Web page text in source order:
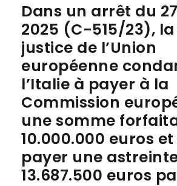
Dans un arrêt du
2025 (C-515/23),
justice de l’Union
européenne
l’Italie à payer à la
Commission
une somme
10.000.000 euros
payer une
13.687.500 euros